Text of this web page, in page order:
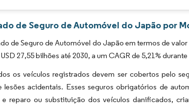
de Seguro de Automóvel do Japão por
de Seguro de Automóvel do Japão em termos de
27,55 bilhões até 2030, a um CAGR de 5,21%
os veículos registrados devem ser cobertos pelo
lesões acidentais. Esses seguros obrigatórios de
reparo ou substituição dos veículos danificados,